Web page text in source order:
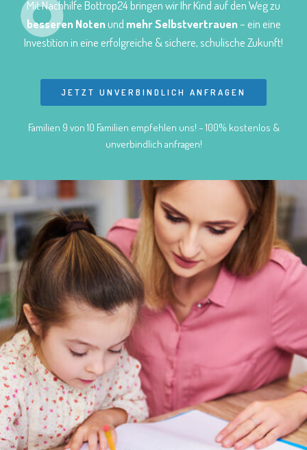
Mit Nachhilfe Bottrop24 bringen wir Ihr Kind auf den Weg zu
besseren Notenund mehr Selbstvertrauen– ein eine
Investition in eine erfolgreiche & sichere, schulische Zukunft!
JETZT UNVERBINDLICH ANFRAGEN
Familien 9 von 10 Familien empfehlen uns! – 100% kostenlos &
unverbindlich anfragen!